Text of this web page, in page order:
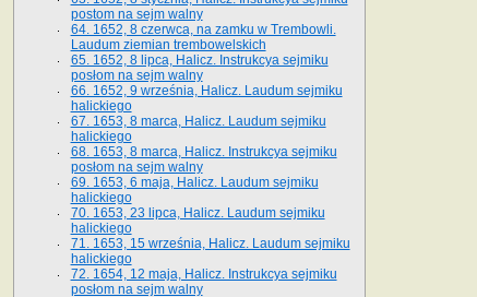
postom na sejm walny
64. 1652, 8 czerwca, na zamku w Trembowli.
Laudum ziemian trembowelskich
65. 1652, 8 lipca, Halicz. Instrukcya sejmiku
posłom na sejm walny
66. 1652, 9 września, Halicz. Laudum sejmiku
halickiego
67. 1653, 8 marca, Halicz. Laudum sejmiku
halickiego
68. 1653, 8 marca, Halicz. Instrukcya sejmiku
posłom na sejm walny
69. 1653, 6 maja, Halicz. Laudum sejmiku
halickiego
70. 1653, 23 lipca, Halicz. Laudum sejmiku
halickiego
71. 1653, 15 września, Halicz. Laudum sejmiku
halickiego
72. 1654, 12 maja, Halicz. Instrukcya sejmiku
posłom na sejm walny